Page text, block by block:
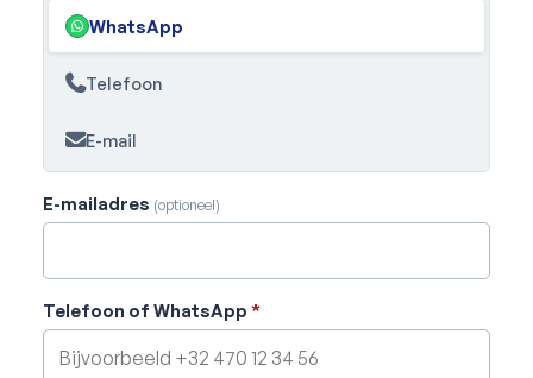
WhatsApp
Telefoon
E-mail
E-mailadres (optioneel)
Telefoon of WhatsApp *